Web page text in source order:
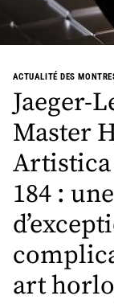
ACTUALITÉ DES
Jaeger-
Master
184 :
art